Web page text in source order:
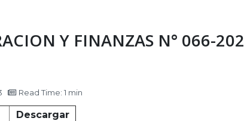
Y FINANZAS N° 066-
Read Time: 1 min
Descargar